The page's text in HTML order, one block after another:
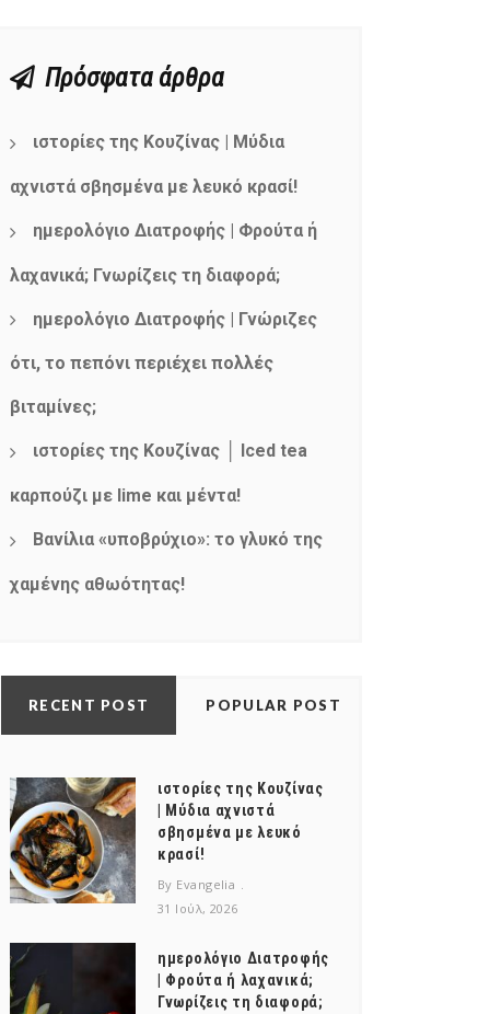
Πρόσφατα άρθρα
ιστορίες της Κουζίνας | Μύδια
αχνιστά σβησμένα με λευκό κρασί!
ημερολόγιο Διατροφής | Φρούτα ή
λαχανικά; Γνωρίζεις τη διαφορά;
ημερολόγιο Διατροφής | Γνώριζες
ότι, το πεπόνι περιέχει πολλές
βιταμίνες;
ιστορίες της Κουζίνας │ Iced tea
καρπούζι με lime και μέντα!
Βανίλια «υποβρύχιο»: το γλυκό της
χαμένης αθωότητας!
RECENT POST POPULAR POST
ιστορίες της Κουζίνας
| Μύδια αχνιστά
σβησμένα με λευκό
κρασί!
By Evangelia
31 Ιούλ, 2026
ημερολόγιο Διατροφής
| Φρούτα ή λαχανικά;
Γνωρίζεις τη διαφορά;